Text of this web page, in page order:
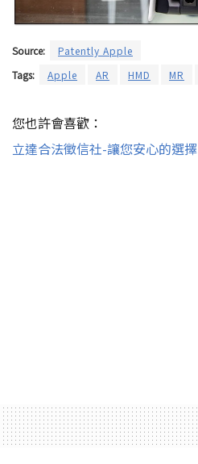
Source:
Patently Apple
Tags:
Apple AR HMD MR
您也許會喜歡：
立達合法徵信社-讓您安心的選擇